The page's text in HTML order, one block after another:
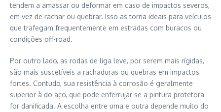
tendem a amassar ou deformar em caso de impactos severos,
em vez de rachar ou quebrar. Isso as torna ideais para veículos
que trafegam frequentemente em estradas com buracos ou
condições off-road.
Por outro lado, as rodas de liga leve, por serem mais rígidas,
são mais suscetíveis a rachaduras ou quebras em impactos
fortes. Contudo, sua resistência à corrosão é geralmente
superior à do aço, que pode enferrujar se a pintura protetora
for danificada. A escolha entre uma e outra depende muito do